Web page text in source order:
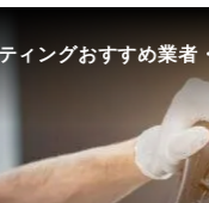
ィングおすすめ業